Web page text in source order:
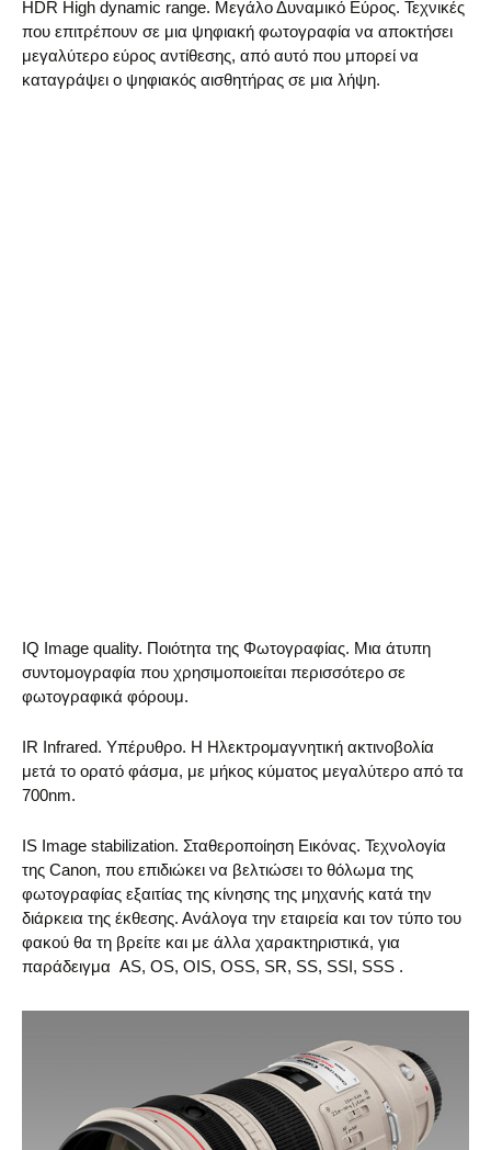
HDR High dynamic range. Μεγάλο Δυναμικό Εύρος. Τεχνικές
που επιτρέπουν σε μια ψηφιακή φωτογραφία να αποκτήσει
μεγαλύτερο εύρος αντίθεσης, από αυτό που μπορεί να
καταγράψει ο ψηφιακός αισθητήρας σε μια λήψη.
IQ Image quality. Ποιότητα της Φωτογραφίας. Μια άτυπη
συντομογραφία που χρησιμοποιείται περισσότερο σε
φωτογραφικά φόρουμ.
IR Infrared. Υπέρυθρο. Η Ηλεκτρομαγνητική ακτινοβολία
μετά το ορατό φάσμα, με μήκος κύματος μεγαλύτερο από τα
700nm.
IS Image stabilization. Σταθεροποίηση Εικόνας. Τεχνολογία
της Canon, που επιδιώκει να βελτιώσει το θόλωμα της
φωτογραφίας εξαιτίας της κίνησης της μηχανής κατά την
διάρκεια της έκθεσης. Ανάλογα την εταιρεία και τον τύπο του
φακού θα τη βρείτε και με άλλα χαρακτηριστικά, για
παράδειγμα AS, OS, OIS, OSS, SR, SS, SSI, SSS .